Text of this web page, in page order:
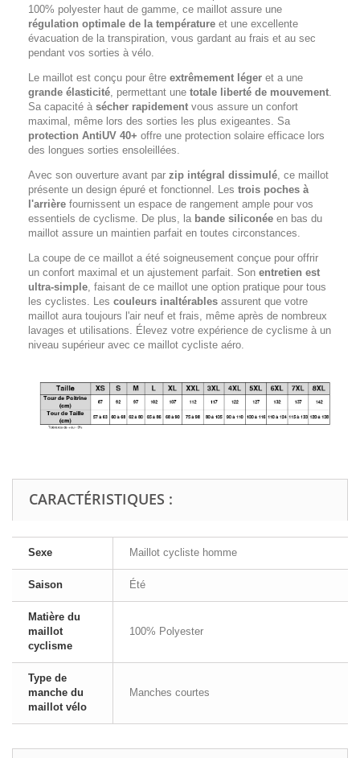
100% polyester haut de gamme, ce maillot assure une
régulation optimale de la température et une excellente
évacuation de la transpiration, vous gardant au frais et au sec
pendant vos sorties à vélo.
Le maillot est conçu pour être extrêmement léger et a une
grande élasticité, permettant une totale liberté de mouvement.
Sa capacité à sécher rapidement vous assure un confort
maximal, même lors des sorties les plus exigeantes. Sa
protection AntiUV 40+ offre une protection solaire efficace lors
des longues sorties ensoleillées.
Avec son ouverture avant par zip intégral dissimulé, ce maillot
présente un design épuré et fonctionnel. Les trois poches à
l'arrière fournissent un espace de rangement ample pour vos
essentiels de cyclisme. De plus, la bande siliconée en bas du
maillot assure un maintien parfait en toutes circonstances.
La coupe de ce maillot a été soigneusement conçue pour offrir
un confort maximal et un ajustement parfait. Son entretien est
ultra-simple, faisant de ce maillot une option pratique pour tous
les cyclistes. Les couleurs inaltérables assurent que votre
maillot aura toujours l'air neuf et frais, même après de nombreux
lavages et utilisations. Élevez votre expérience de cyclisme à un
niveau supérieur avec ce maillot cycliste aéro.
CARACTÉRISTIQUES :
Sexe Maillot cycliste homme
Saison Été
Matière du
maillot
cyclisme
100% Polyester
Type de
manche du
maillot vélo
Manches courtes